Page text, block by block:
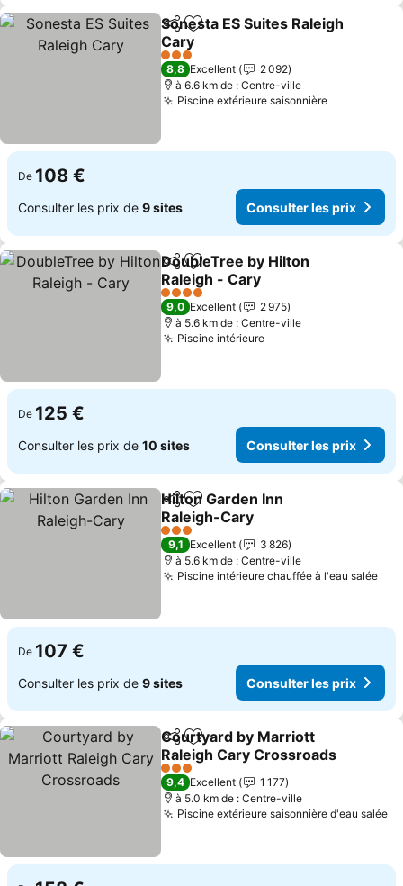
PartagerAjouter à mes favoris
Sonesta ES Suites Raleigh
Cary
Consulter les prix
3 Étoiles
8,8 Excellent
2 092
à 6.6 km de : Centre-ville
Piscine extérieure saisonnièreConsulter
De 108 €
Consulter les prix de 9 sites Consulter les prix
PartagerAjouter à mes favoris
DoubleTree by Hilton
Raleigh - Cary
Consulter les prix
4 Étoiles
9,0 Excellent
2 975
à 5.6 km de : Centre-ville
Piscine intérieureConsulter les prix
De 125 €
Consulter les prix de 10 sites Consulter les prix
PartagerAjouter à mes favoris
Hilton Garden Inn
Raleigh-Cary
Consulter les prix
3 Étoiles
9,1 Excellent
3 826
à 5.6 km de : Centre-ville
Piscine intérieure chauffée à l'eau salée
De 107 €
Consulter les prix de 9 sites Consulter les prix
PartagerAjouter à mes favoris
Courtyard by Marriott
Raleigh Cary Crossroads
Consulter les prix
3 Étoiles
9,4 Excellent
1 177
à 5.0 km de : Centre-ville
Piscine extérieure saisonnière d'eau salée